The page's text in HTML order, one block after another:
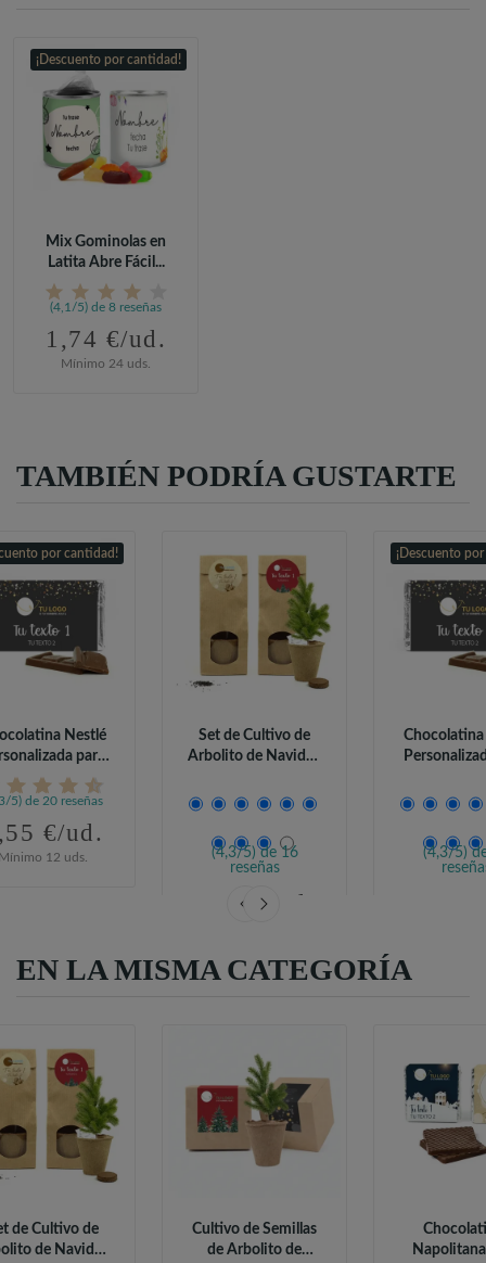
¡Descuento por cantidad!
Mix Gominolas en
Latita Abre Fácil...
(4,1/5) de 8 reseñas
1,74 €/ud.
Mínimo 24 uds.
TAMBIÉN PODRÍA GUSTARTE
por cantidad!
Nestlé
para
Detalles...
5) de 20 reseñas
€/ud.
12 uds.
Set de Cultivo de
Arbolito de Navidad
(4,3/5) de 16
reseñas
2,24 €/ud.
¡Descuento
Chocolatina
(4,3/5)
EN LA MISMA CATEGORÍA
de Cultivo de
de Navidad
Cultivo de Semillas
de Arbolito de